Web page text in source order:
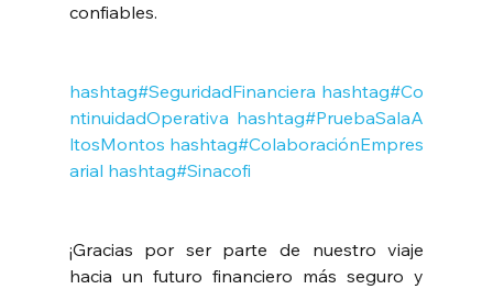
confiables.
hashtag#SeguridadFinanciera hashtag#Co
ntinuidadOperativa hashtag#PruebaSalaA
ltosMontos hashtag#ColaboraciónEmpres
arial hashtag#Sinacofi
¡Gracias por ser parte de nuestro viaje
hacia un futuro financiero más seguro y